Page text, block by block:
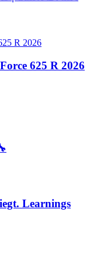
625 R 2026
Learnings